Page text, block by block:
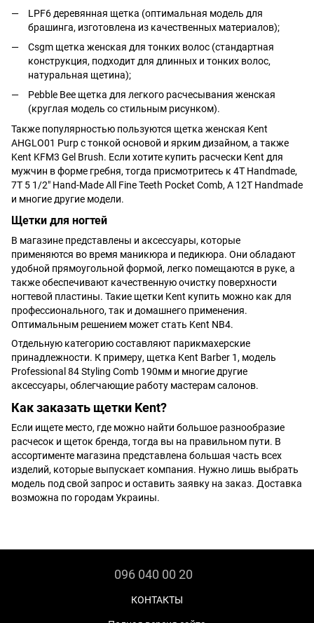
LPF6 деревянная щетка (оптимальная модель для
брашинга, изготовлена из качественных материалов);
Csgm щетка женская для тонких волос (стандартная
конструкция, подходит для длинных и тонких волос,
натуральная щетина);
Pebble Bee щетка для легкого расчесывания женская
(круглая модель со стильным рисунком).
Также популярностью пользуются щетка женская Kent
AHGLO01 Purp с тонкой основой и ярким дизайном, а также
Kent KFM3 Gel Brush. Если хотите купить расчески Kent для
мужчин в форме гребня, тогда присмотритесь к 4T Handmade,
7T 5 1/2" Hand-Made All Fine Teeth Pocket Comb, A 12Т Handmade
и многие другие модели.
Щетки для ногтей
В магазине представлены и аксессуары, которые
применяются во время маникюра и педикюра. Они обладают
удобной прямоугольной формой, легко помещаются в руке, а
также обеспечивают качественную очистку поверхности
ногтевой пластины. Такие щетки Kent купить можно как для
профессионального, так и домашнего применения.
Оптимальным решением может стать Kent NB4.
Отдельную категорию составляют парикмахерские
принадлежности. К примеру, щетка Kent Barber 1, модель
Professional 84 Styling Comb 190мм и многие другие
аксессуары, облегчающие работу мастерам салонов.
Как заказать щетки Kent?
Если ищете место, где можно найти большое разнообразие
расчесок и щеток бренда, тогда вы на правильном пути. В
ассортименте магазина представлена большая часть всех
изделий, которые выпускает компания. Нужно лишь выбрать
модель под свой запрос и оставить заявку на заказ. Доставка
возможна по городам Украины.
096 040 00 20
КОНТАКТЫ